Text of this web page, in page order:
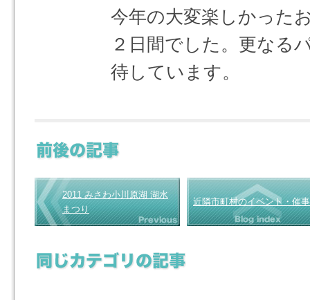
今年の大変楽しかった
２日間でした。更なる
待しています。
2011 みさわ小川原湖 湖水
まつり
近隣市町村のイベント・催